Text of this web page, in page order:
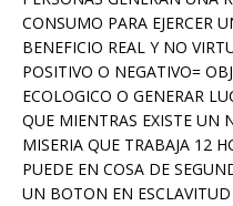
CONSUMO PARA EJERCER
BENEFICIO REAL Y NO
POSITIVO O NEGATIVO=
ECOLOGICO O GENERAR
QUE MIENTRAS EXISTE UN
MISERIA QUE TRABAJA 12
PUEDE EN COSA DE
UN BOTON EN